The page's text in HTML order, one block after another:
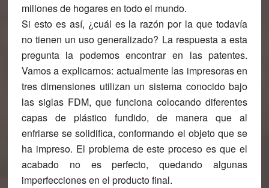
millones de hogares en todo el mundo.
Si esto es así, ¿cuál es la razón por la que todavía
no tienen un uso generalizado? La respuesta a esta
pregunta la podemos encontrar en las patentes.
Vamos a explicarnos: actualmente las impresoras en
tres dimensiones utilizan un sistema conocido bajo
las siglas FDM, que funciona colocando diferentes
capas de plástico fundido, de manera que al
enfriarse se solidifica, conformando el objeto que se
ha impreso. El problema de este proceso es que el
acabado no es perfecto, quedando algunas
imperfecciones en el producto final.